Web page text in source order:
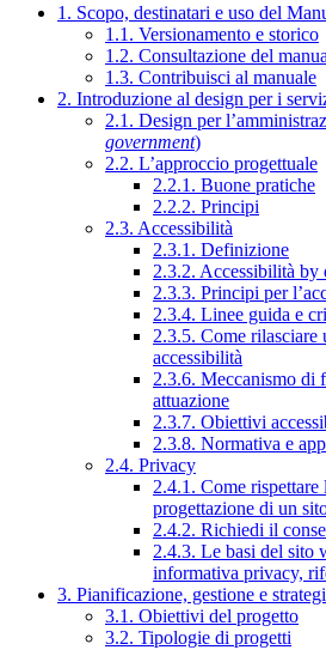
1. Scopo, destinatari e uso del
1.1. Versionamento e storico
1.2. Consultazione del
1.3. Contribuisci al manuale
2. Introduzione al design per i
2.1. Design per
government)
2.2. L’approccio progettuale
2.2.1. Buone pratiche
2.2.2. Principi
2.3. Accessibilità
2.3.1. Definizione
2.3.2. Accessibilità by
2.3.3. Principi per
2.3.4. Linee guida e
2.3.5. Come rilasciare
accessibilità
2.3.6. Meccanismo di
attuazione
2.3.7. Obiettivi
2.3.8. Normativa e
2.4. Privacy
2.4.1. Come
progettazione di un
2.4.2. Richiedi il
2.4.3. Le basi del sito
informativa privacy,
3. Pianificazione, gestione e
3.1. Obiettivi del progetto
3.2. Tipologie di progetti